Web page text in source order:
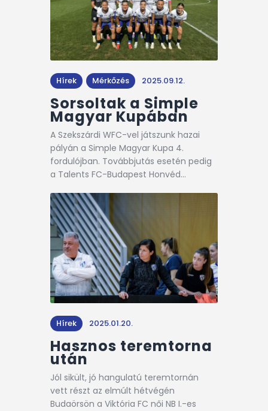
Hírek Mérkőzés 2025.09.12.
Sorsoltak a Simple
Magyar Kupában
A Szekszárdi WFC-vel játszunk hazai
pályán a Simple Magyar Kupa 4.
fordulójban. Továbbjutás esetén pedig
a Talents FC-Budapest Honvéd…
Hírek 2025.01.20.
Hasznos teremtorna
után
Jól sikült, jó hangulatú teremtornán
vett részt az elmúlt hétvégén
Budaörsön a Viktória FC női NB I.-es